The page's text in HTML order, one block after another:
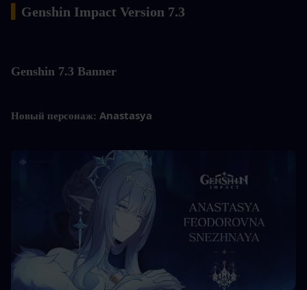
Genshin Impact Version 7.3
Genshin 7.3 Banner
Новый персонаж: Anastasya